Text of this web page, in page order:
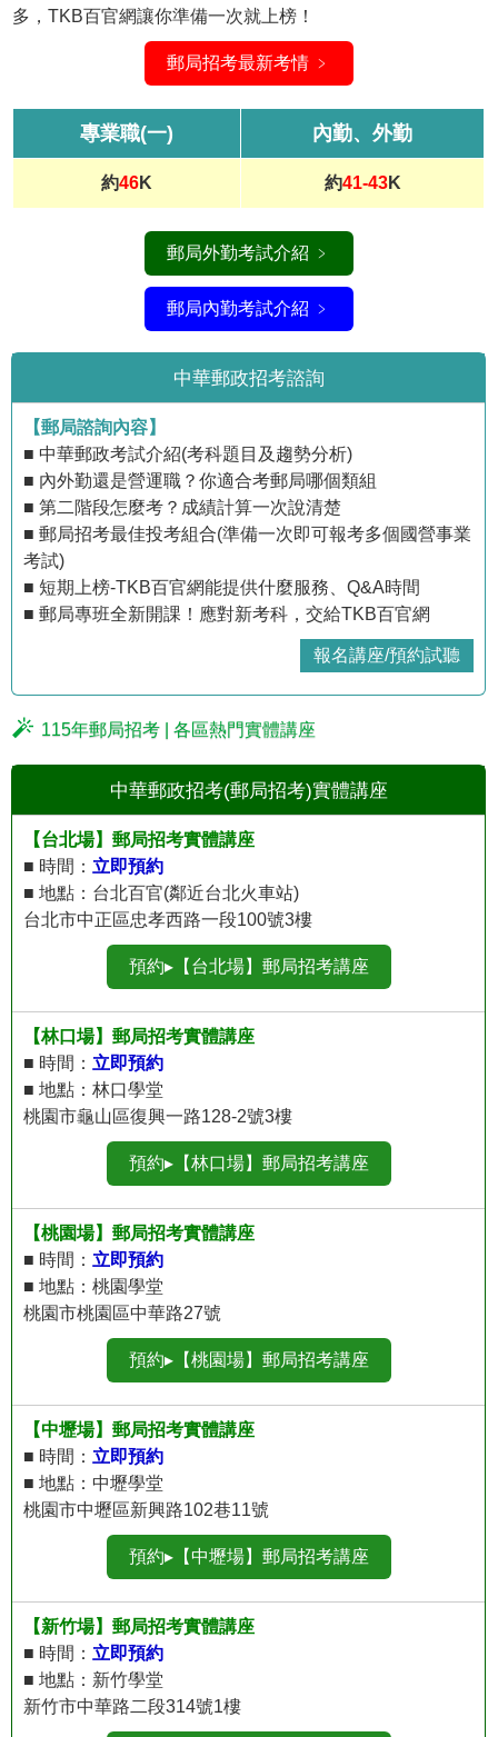
多，TKB百官網讓你準備一次就上榜！
郵局招考最新考情 ﹥
專業職(一) 內勤、外勤
約46K 約41-43K
郵局外勤考試介紹 ﹥
郵局內勤考試介紹 ﹥
中華郵政招考諮詢
【郵局諮詢內容】
■ 中華郵政考試介紹(考科題目及趨勢分析)
■ 內外勤還是營運職？你適合考郵局哪個類組
■ 第二階段怎麼考？成績計算一次說清楚
■ 郵局招考最佳投考組合(準備一次即可報考多個國營事業
考試)
■ 短期上榜-TKB百官網能提供什麼服務、Q&A時間
■ 郵局專班全新開課！應對新考科，交給TKB百官網
報名講座/預約試聽
115年郵局招考 | 各區熱門實體講座
中華郵政招考(郵局招考)實體講座
【台北場】郵局招考實體講座
■ 時間： 立即預約
■ 地點：台北百官(鄰近台北火車站)
台北市中正區忠孝西路一段100號3樓
預約▸【台北場】郵局招考講座
【林口場】郵局招考實體講座
■ 時間： 立即預約
■ 地點：林口學堂
桃園市龜山區復興一路128-2號3樓
預約▸【林口場】郵局招考講座
【桃園場】郵局招考實體講座
■ 時間： 立即預約
■ 地點：桃園學堂
桃園市桃園區中華路27號
預約▸【桃園場】郵局招考講座
【中壢場】郵局招考實體講座
■ 時間： 立即預約
■ 地點：中壢學堂
桃園市中壢區新興路102巷11號
預約▸【中壢場】郵局招考講座
【新竹場】郵局招考實體講座
■ 時間： 立即預約
■ 地點：新竹學堂
新竹市中華路二段314號1樓